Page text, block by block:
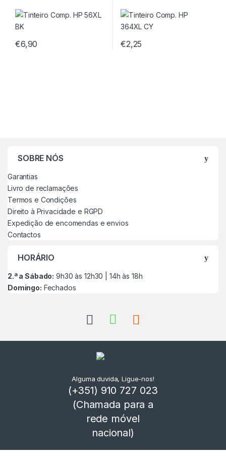
€6,90 €2,25
SOBRE NÓS
Garantias
Livro de reclamações
Termos e Condições
Direito à Privacidade e RGPD
Expedição de encomendas e envios
Contactos
HORÁRIO
2.ª a Sábado: 9h30 às 12h30 | 14h às 18h
Domingo: Fechados
Alguma duvida, Ligue-nos!
(+351) 910 727 023
(Chamada para a
rede móvel
nacional)